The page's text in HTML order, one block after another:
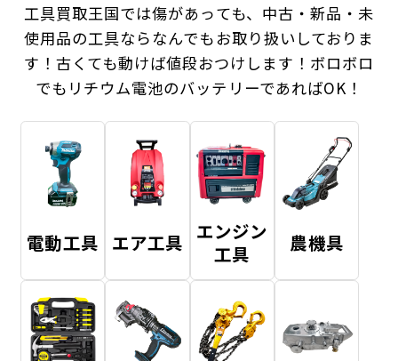
工具買取王国では傷があっても、中古・新品・未
使用品の工具ならなんでもお取り扱いしておりま
す！ 古くても動けば値段おつけします！ボロボロ
でもリチウム電池のバッテリーであればOK！
電動工具 エア工具 エンジン
工具
農機具